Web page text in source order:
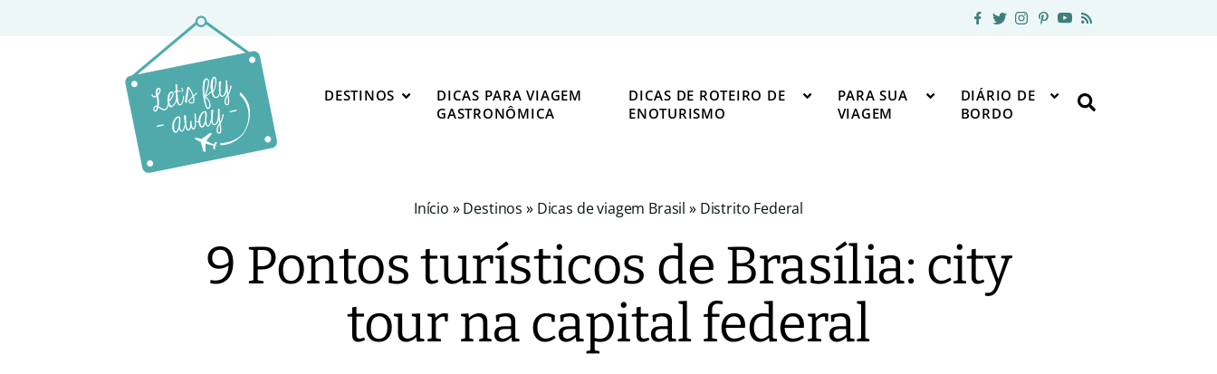
DESTINOS
DICAS PARA VIAGEM
GASTRONÔMICA
DICAS DE ROTEIRO DE
ENOTURISMO
PARA SUA
VIAGEM
DIÁRIO DE
BORDO
Início »Destinos » Dicas de viagem Brasil » Distrito Federal
9 Pontos turísticos de Brasília: city
tour na capital federal